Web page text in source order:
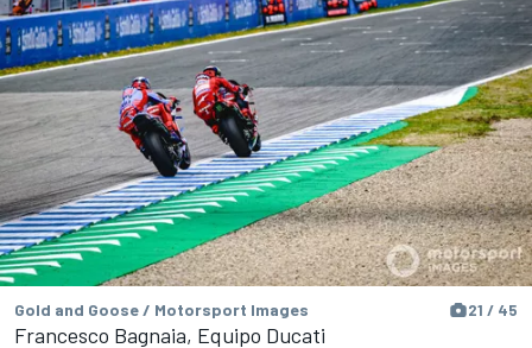
Gold and Goose / Motorsport Images 21 / 45
Francesco Bagnaia, Equipo Ducati